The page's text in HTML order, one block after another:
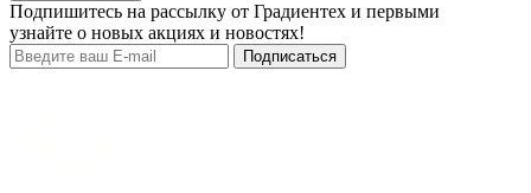
Подпишитесь на рассылку от Градиентех и первыми
узнайте о новых акциях и новостях!
Подписаться